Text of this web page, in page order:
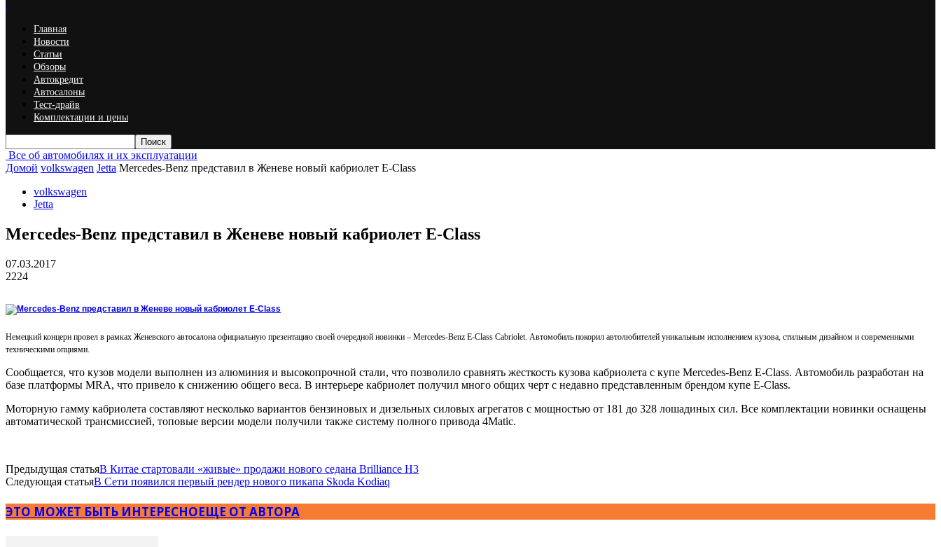
Главная
Новости
Статьи
Обзоры
Автокредит
Автосалоны
Тест-драйв
Комплектации и цены
Все об автомобилях и их эксплуатации
Домой volkswagen Jetta Mercedes-Benz представил в Женеве новый кабриолет E-Class
volkswagen
Jetta
Mercedes-Benz представил в Женеве новый кабриолет E-Class
07.03.2017
2224
Немецкий концерн провел в рамках Женевского автосалона официальную презентацию своей очередной новинки – Mercedes-Benz E-Class Cabriolet. Автомобиль покорил автолюбителей уникальным исполнением кузова, стильным дизайном и современными
техническими опциями.
Сообщается, что кузов модели выполнен из алюминия и высокопрочной стали, что позволило сравнять жесткость кузова кабриолета с купе Mercedes-Benz E-Class. Автомобиль разработан на
базе платформы MRA, что привело к снижению общего веса. В интерьере кабриолет получил много общих черт с недавно представленным брендом купе E-Class.
Моторную гамму кабриолета составляют несколько вариантов бензиновых и дизельных силовых агрегатов с мощностью от 181 до 328 лошадиных сил. Все комплектации новинки оснащены
автоматической трансмиссией, топовые версии модели получили также систему полного привода 4Matic.
Предыдущая статьяВ Китае стартовали «живые» продажи нового седана Brilliance H3
Следующая статьяВ Сети появился первый рендер нового пикапа Skoda Kodiaq
ЭТО МОЖЕТ БЫТЬ ИНТЕРЕСНОЕЩЕ ОТ АВТОРА